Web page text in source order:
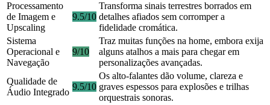
Processamento
de Imagem e
Upscaling
9.5/10
Transforma sinais terrestres borrados em
detalhes afiados sem corromper a
fidelidade cromática.
Sistema
Operacional e
Navegação
9/10
Traz muitas funções na home, embora exija
alguns atalhos a mais para chegar em
personalizações avançadas.
Qualidade de
Áudio Integrado
9.5/10
Os alto-falantes dão volume, clareza e
graves espessos para explosões e trilhas
orquestrais sonoras.